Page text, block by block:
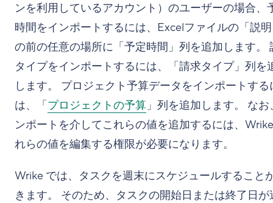
ンを利用しているアカウント）のユーザーの場合、
時間をインポートするには、Excelファイルの「説
の前の任意の場所に「予定時間」列を追加します。
タイプをインポートするには、「請求タイプ」列を
します。 プロジェクト予算データをインポートする
は、「プロジェクトの予算 」列を追加します。 なお
ンポートを介してこれらの値を追加するには、
れらの値を編集する権限が必要になります。
Wrike では、タスクを週末にスケジュールすること
きます。 そのため、タスクの開始日または終了日が